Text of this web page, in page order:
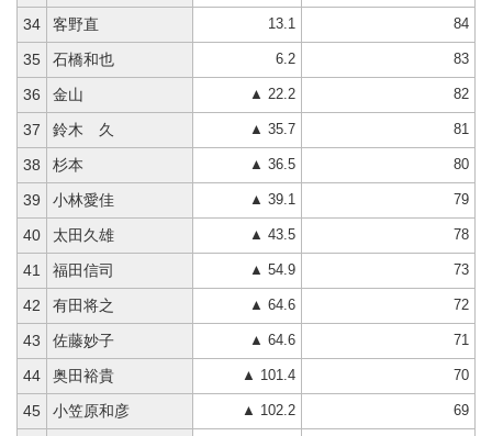
34 客野直 13.1 84
35 石橋和也 6.2 83
36 金山 ▲ 22.2 82
37 鈴木 久 ▲ 35.7 81
38 杉本 ▲ 36.5 80
39 小林愛佳 ▲ 39.1 79
40 太田久雄 ▲ 43.5 78
41 福田信司 ▲ 54.9 73
42 有田将之 ▲ 64.6 72
43 佐藤妙子 ▲ 64.6 71
44 奥田裕貴 ▲ 101.4 70
45 小笠原和彦 ▲ 102.2 69